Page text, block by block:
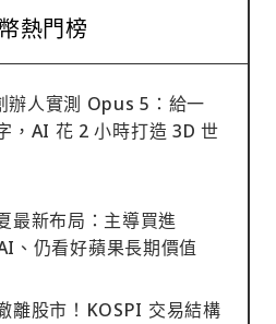
熱門榜
人實測 Opus 5：給一
，AI 花 2 小時打造 3D 世
最新布局：主導買進
、仍看好蘋果長期價值
離股市！KOSPI 交易結構